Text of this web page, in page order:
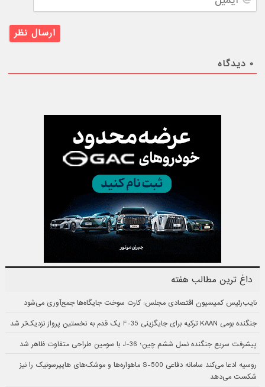
۰ دیدگاه
داغ ترین مطالب هفته
نایب‌رئیس کمیسیون اقتصادی مجلس: کارت سوخت جایگاه‌ها جمع‌آوری می‌شود
جنگنده بومی KAAN ترکیه برای جایگزینی F-35 یک قدم به نخستین پرواز نزدیک‌تر شد
پیشرفت سریع جنگنده نسل ششم چین؛ J-36 با سومین طراحی متفاوت ظاهر شد
روسیه ادعا می‌کند سامانه دفاعی S-500 ماهواره‌ها و موشک‌های هایپرسونیک را نیز
شکست می‌دهد